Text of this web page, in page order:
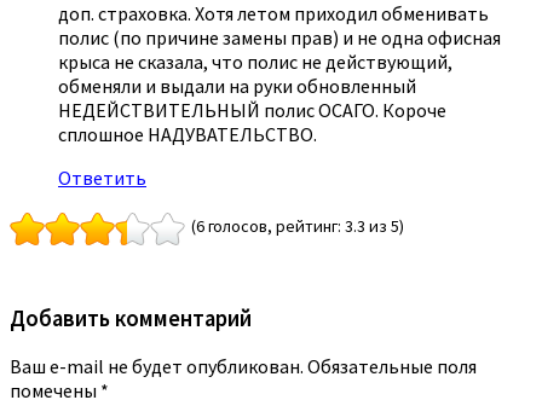
доп. страховка. Хотя летом приходил обменивать
полис (по причине замены прав) и не одна офисная
крыса не сказала, что полис не действующий,
обменяли и выдали на руки обновленный
НЕДЕЙСТВИТЕЛЬНЫЙ полис ОСАГО. Короче
сплошное НАДУВАТЕЛЬСТВО.
Ответить
(6 голосов, рейтинг: 3.3 из 5)
Добавить комментарий
Ваш e-mail не будет опубликован. Обязательные поля
помечены *